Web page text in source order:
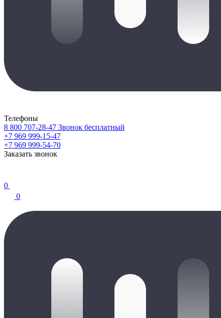
Телефоны
8 800 707-28-47 Звонок бесплатный
+7 969 999-15-47
+7 969 999-54-70
Заказать звонок
0
0